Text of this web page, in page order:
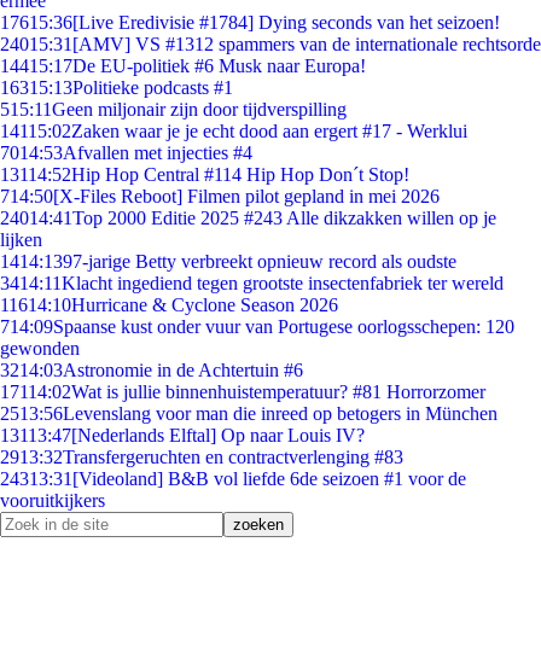
17615:36[Live Eredivisie #1784] Dying seconds van het seizoen!
24015:31 [AMV] VS #1312 spammers van de internationale rechtsorde
14415:17De EU-politiek #6 Musk naar Europa!
16315:13Politieke podcasts #1
515:11Geen miljonair zijn door tijdverspilling
14115:02Zaken waar je je echt dood aan ergert #17 - Werklui
7014:53Afvallen met injecties #4
13114:52Hip Hop Central #114 Hip Hop Don´t Stop!
714:50[X-Files Reboot] Filmen pilot gepland in mei 2026
24014:41Top 2000 Editie 2025 #243 Alle dikzakken willen op je
lijken
1414:1397-jarige Betty verbreekt opnieuw record als oudste
3414:11Klacht ingediend tegen grootste insectenfabriek ter wereld
11614:10Hurricane & Cyclone Season 2026
714:09Spaanse kust onder vuur van Portugese oorlogsschepen: 120
gewonden
3214:03Astronomie in de Achtertuin #6
17114:02Wat is jullie binnenhuistemperatuur? #81 Horrorzomer
2513:56Levenslang voor man die inreed op betogers in München
13113:47[Nederlands Elftal] Op naar Louis IV?
2913:32Transfergeruchten en contractverlenging #83
24313:31 [Videoland] B&B vol liefde 6de seizoen #1 voor de
vooruitkijkers